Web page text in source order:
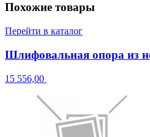
Похожие товары
Перейти в каталог
Шлифовальная опора из
15 556,00